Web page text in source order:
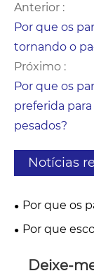
Anterior :
Por que os
tornando o
Próximo :
Por que os
preferida
pesados?
Notícias
Por que os
preferida
pesados?
Por que
Deixe-